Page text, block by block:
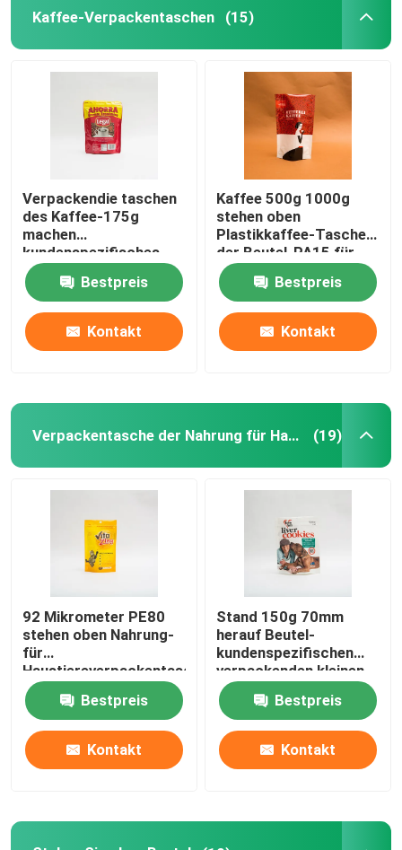
Startseite
Über uns
Qualitätskontrolle
Kontakt
Nachrichten
Alle Fälle
Kaffee-Verpackentaschen (15)
Verpackendie taschen
des Kaffee-175g
machen
kundenspezifisches
gedruckt stehen herauf
Beutel für
Kaffeebohnen
Reißverschluss zu
Bestpreis
Kontakt
Kaffee 500g 1000g
stehen oben
Plastikkaffee-Taschen
der Beutel-PA15 für
gemahlener Kaffee-
Bohnen Bestpreis
Kontakt
Verpackentasche der Nahrung für Haustiere (19)
92 Mikrometer PE80
stehen oben Nahrung-
für
Haustiereverpackentasche
Plastikmultivitamin Cat
Food Package
Bestpreis
Kontakt
Stand 150g 70mm
herauf Beutel-
kundenspezifischen
verpackenden kleinen
Hund behandeln
Verpackentaschen
Bestpreis
Kontakt